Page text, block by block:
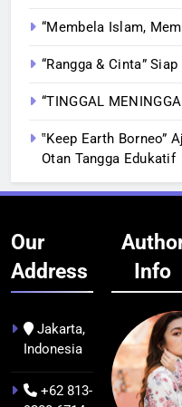
“Membela Islam,
“Rangga & Cinta”
“TINGGAL
‟Keep Earth Borneo”
Otan Tangga Edukatif
Our
Address
Jakarta,
Indonesia
+62 813-
Info
BERITA
NEWS
PramuwisataResmi